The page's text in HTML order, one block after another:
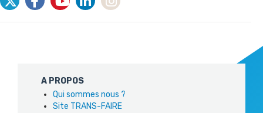
A PROPOS
Qui sommes nous ?
Site TRANS-FAIRE